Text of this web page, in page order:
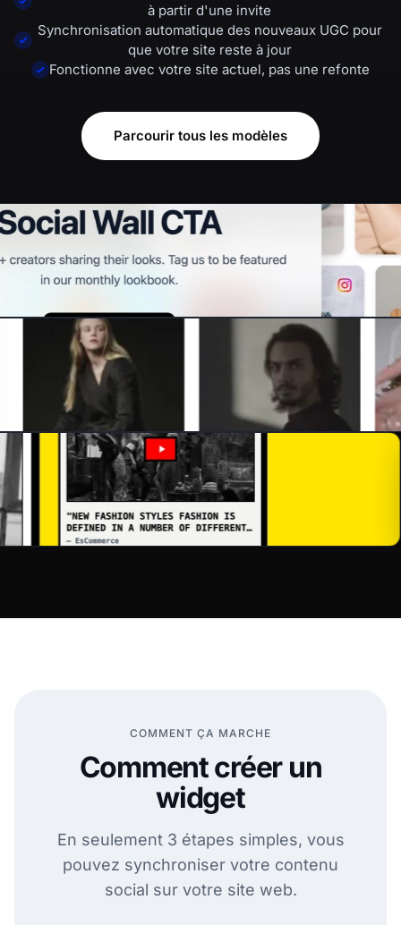
à partir d'une invite
Synchronisation automatique des nouveaux UGC pour
que votre site reste à jour
Fonctionne avec votre site actuel, pas une refonte
Parcourir tous les modèles
COMMENT ÇA MARCHE
Comment créer un
widget
En seulement 3 étapes simples, vous
pouvez synchroniser votre contenu
social sur votre site web.